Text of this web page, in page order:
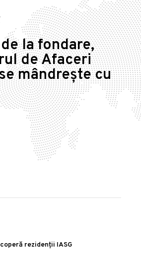
la fondare,
de Afaceri
mândrește cu
rezidenții IASG